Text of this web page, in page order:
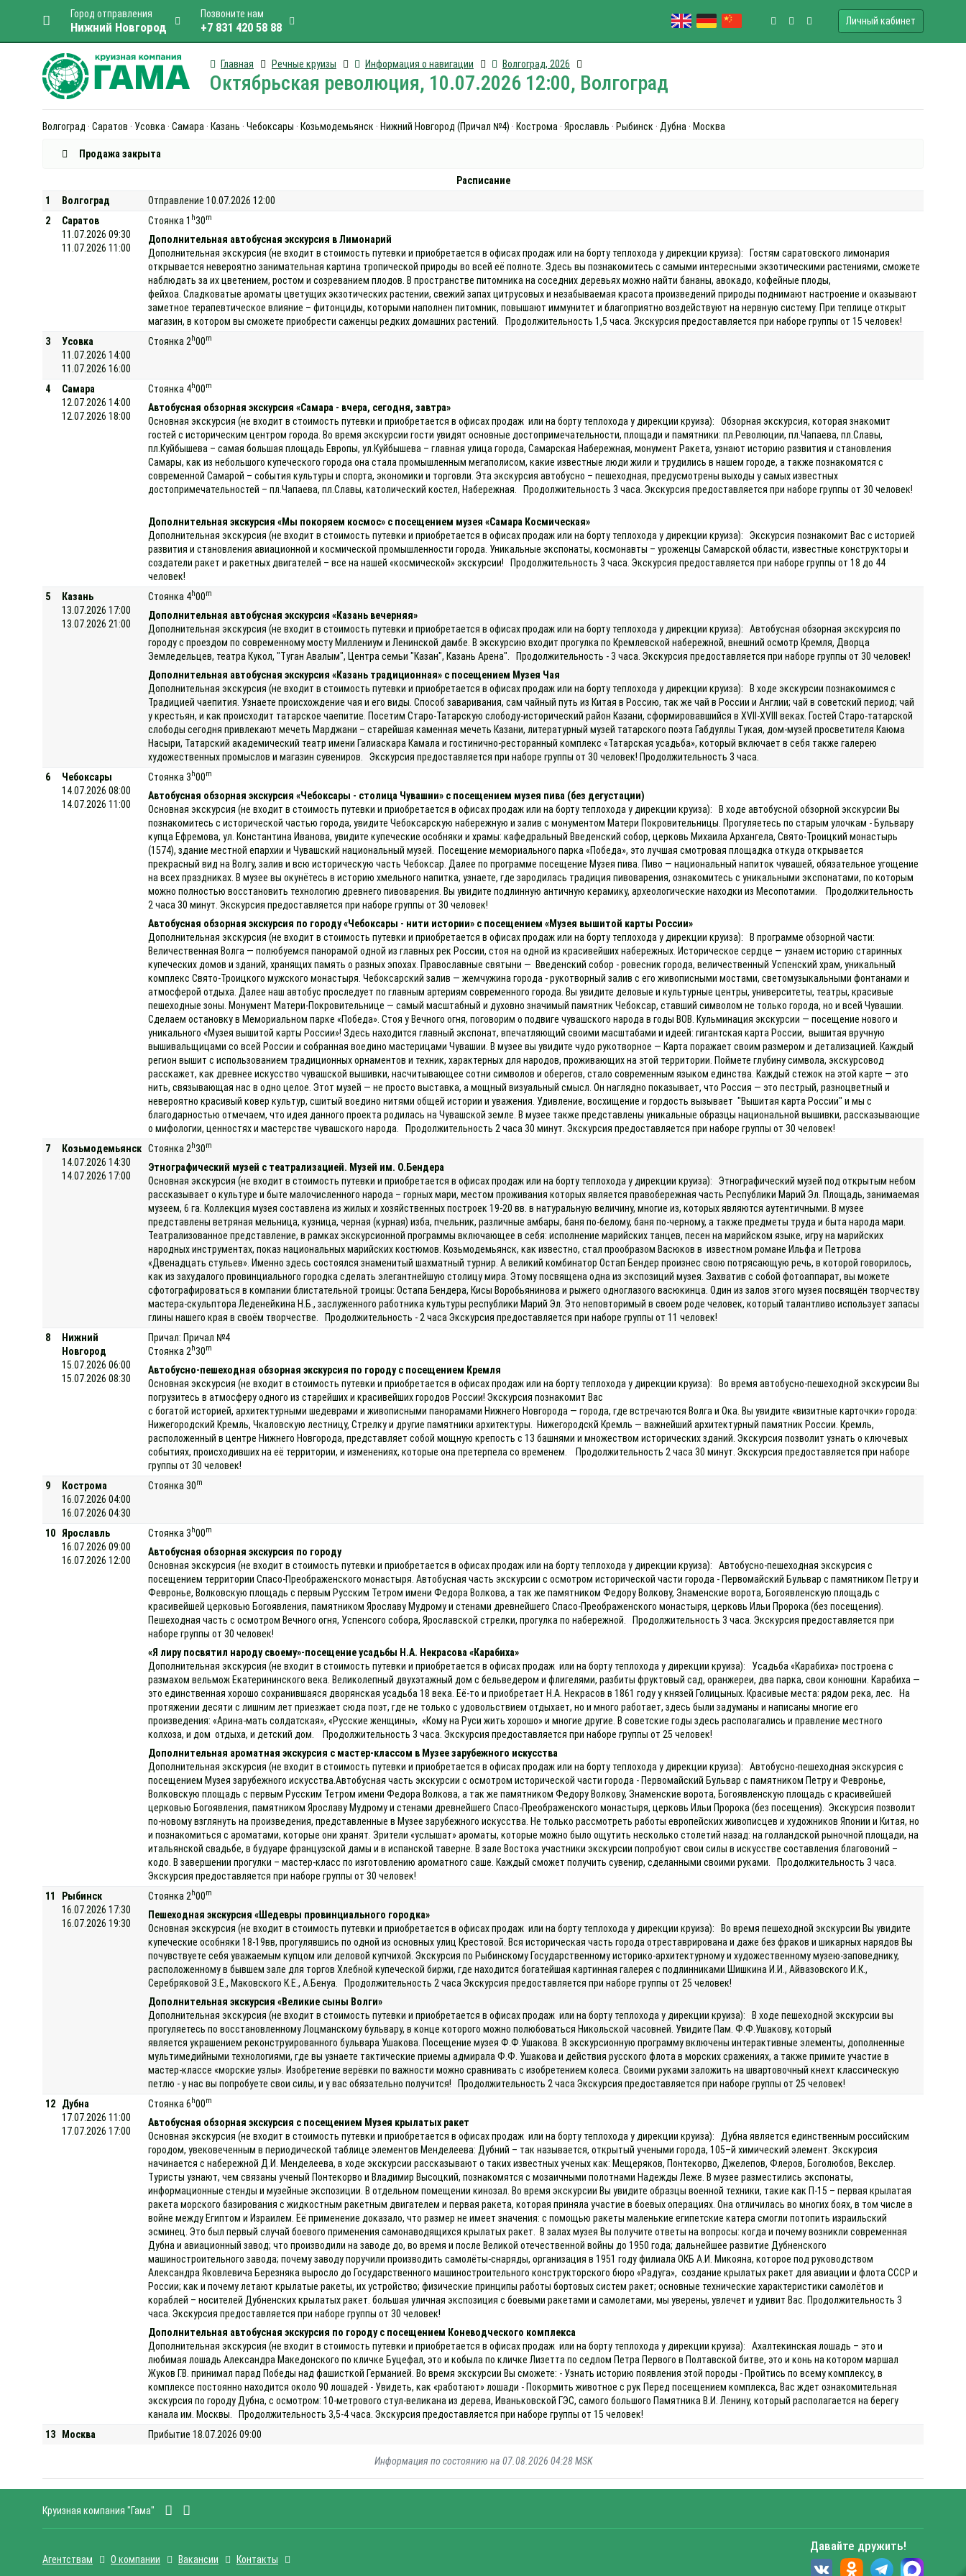
Город отправления
Нижний Новгород
Позвоните нам
+7 831 420 58 88 Личный кабинет
Главная Речные круизы Информация о навигации Волгоград, 2026
Октябрьская революция, 10.07.2026 12:00, Волгоград
Волгоград · Саратов · Усовка · Самара · Казань · Чебоксары · Козьмодемьянск · Нижний Новгород (Причал №4) · Кострома · Ярославль · Рыбинск · Дубна · Москва
Продажа закрыта
Расписание
1
Волгоград
Отправление 10.07.2026 12:00
2
Саратов
11.07.2026 09:30
11.07.2026 11:00
Стоянка 1 h30m
Дополнительная автобусная экскурсия в Лимонарий
Дополнительная экскурсия (не входит в стоимость путевки и приобретается в офисах продаж или на борту теплохода у дирекции круиза): Гостям саратовского лимонария
открывается невероятно занимательная картина тропической природы во всей её полноте. Здесь вы познакомитесь с самыми интересными экзотическими растениями, сможете
наблюдать за их цветением, ростом и созреванием плодов. В пространстве питомника на соседних деревьях можно найти бананы, авокадо, кофейные плоды,
фейхоа. Сладковатые ароматы цветущих экзотических растении, свежий запах цитрусовых и незабываемая красота произведений природы поднимают настроение и оказывают
заметное терапевтическое влияние – фитонциды, которыми наполнен питомник, повышают иммунитет и благоприятно воздействуют на нервную систему. При теплице открыт
магазин, в котором вы сможете приобрести саженцы редких домашних растений. Продолжительность 1,5 часа. Экскурсия предоставляется при наборе группы от 15 человек!
3
Усовка
11.07.2026 14:00
11.07.2026 16:00
Стоянка 2 h00m
4
Самара
12.07.2026 14:00
12.07.2026 18:00
Стоянка 4h00m
Автобусная обзорная экскурсия «Самара - вчера, сегодня, завтра»
Основная экскурсия (не входит в стоимость путевки и приобретается в офисах продаж или на борту теплохода у дирекции круиза): Обзорная экскурсия, которая знакомит
гостей с историческим центром города. Во время экскурсии гости увидят основные достопримечательности, площади и памятники: пл.Революции, пл.Чапаева, пл.Славы,
пл.Куйбышева – самая большая площадь Европы, ул.Куйбышева – главная улица города, Самарская Набережная, монумент Ракета, узнают историю развития и становления
Самары, как из небольшого купеческого города она стала промышленным мегаполисом, какие известные люди жили и трудились в нашем городе, а также познакомятся с
современной Самарой – события культуры и спорта, экономики и торговли. Эта экскурсия автобусно – пешеходная, предусмотрены выходы у самых известных
достопримечательностей – пл.Чапаева, пл.Славы, католический костел, Набережная. Продолжительность 3 часа. Экскурсия предоставляется при наборе группы от 30 человек!
Дополнительная экскурсия «Мы покоряем космос» с посещением музея «Самара Космическая»
Дополнительная экскурсия (не входит в стоимость путевки и приобретается в офисах продаж или на борту теплохода у дирекции круиза): Экскурсия познакомит Вас с историей
развития и становления авиационной и космической промышленности города. Уникальные экспонаты, космонавты – уроженцы Самарской области, известные конструкторы и
создатели ракет и ракетных двигателей – все на нашей «космической» экскурсии! Продолжительность 3 часа. Экскурсия предоставляется при наборе группы от 18 до 44
человек!
5
Казань
13.07.2026 17:00
13.07.2026 21:00
Стоянка 4h00m
Дополнительная автобусная экскурсия «Казань вечерняя»
Дополнительная экскурсия (не входит в стоимость путевки и приобретается в офисах продаж или на борту теплохода у дирекции круиза): Автобусная обзорная экскурсия по
городу с проездом по современному мосту Миллениум и Ленинской дамбе. В экскурсию входит прогулка по Кремлевской набережной, внешний осмотр Кремля, Дворца
Земледельцев, театра Кукол, "Туган Авалым", Центра семьи "Казан", Казань Арена". Продолжительность - 3 часа. Экскурсия предоставляется при наборе группы от 30 человек!
Дополнительная автобусная экскурсия «Казань традиционная» с посещением Музея Чая
Дополнительная экскурсия (не входит в стоимость путевки и приобретается в офисах продаж или на борту теплохода у дирекции круиза): В ходе экскурсии познакомимся с
Традицией чаепития. Узнаете происхождение чая и его виды. Способ заваривания, сам чайный путь из Китая в Россию, так же чай в России и Англии; чай в советский период; чай
у крестьян, и как происходит татарское чаепитие. Посетим Старо-Татарскую слободу-исторический район Казани, сформировавшийся в XVII-XVIII веках. Гостей Старо-татарской
слободы сегодня привлекают мечеть Марджани – старейшая каменная мечеть Казани, литературный музей татарского поэта Габдуллы Тукая, дом-музей просветителя Каюма
Насыри, Татарский академический театр имени Галиаскара Камала и гостинично-ресторанный комплекс «Татарская усадьба», который включает в себя также галерею
художественных промыслов и магазин сувениров. Экскурсия предоставляется при наборе группы от 30 человек! Продолжительность 3 часа.
6
Чебоксары
14.07.2026 08:00
14.07.2026 11:00
Стоянка 3 h00m
Автобусная обзорная экскурсия «Чебоксары - столица Чувашии» с посещением музея пива (без дегустации)
Основная экскурсия (не входит в стоимость путевки и приобретается в офисах продаж или на борту теплохода у дирекции круиза): В ходе автобусной обзорной экскурсии Вы
познакомитесь с исторической частью города, увидите Чебоксарскую набережную и залив с монументом Матери Покровительницы. Прогуляетесь по старым улочкам - Бульвару
купца Ефремова, ул. Константина Иванова, увидите купеческие особняки и храмы: кафедральный Введенский собор, церковь Михаила Архангела, Свято-Троицкий монастырь
(1574), здание местной епархии и Чувашский национальный музей. Посещение мемориального парка «Победа», это лучшая смотровая площадка откуда открывается
прекрасный вид на Волгу, залив и всю историческую часть Чебоксар. Далее по программе посещение Музея пива. Пиво — национальный напиток чувашей, обязательное угощение
на всех праздниках. В музее вы окунётесь в историю хмельного напитка, узнаете, где зародилась традиция пивоварения, ознакомитесь с уникальными экспонатами, по которым
можно полностью восстановить технологию древнего пивоварения. Вы увидите подлинную античную керамику, археологические находки из Месопотамии. Продолжительность
2 часа 30 минут. Экскурсия предоставляется при наборе группы от 30 человек!
Автобусная обзорная экскурсия по городу «Чебоксары - нити истории» с посещением «Музея вышитой карты России»
Дополнительная экскурсия (не входит в стоимость путевки и приобретается в офисах продаж или на борту теплохода у дирекции круиза): В программе обзорной части:
Величественная Волга — полюбуемся панорамой одной из главных рек России, стоя на одной из красивейших набережных. Историческое сердце — узнаем историю старинных
купеческих домов и зданий, хранящих память о разных эпохах. Православные святыни — Введенский собор - ровесник города, величественный Успенский храм, уникальный
комплекс Свято-Троицкого мужского монастыря. Чебоксарский залив — жемчужина города - рукотворный залив с его живописными мостами, светомузыкальными фонтанами и
атмосферой отдыха. Далее наш автобус проследует по главным артериям современного города. Вы увидите деловые и культурные центры, университеты, театры, красивые
пешеходные зоны. Монумент Матери-Покровительнице — самый масштабный и духовно значимый памятник Чебоксар, ставший символом не только города, но и всей Чувашии.
Сделаем остановку в Мемориальном парке «Победа». Стоя у Вечного огня, поговорим о подвиге чувашского народа в годы ВОВ. Кульминация экскурсии — посещение нового и
уникального «Музея вышитой карты России»! Здесь находится главный экспонат, впечатляющий своими масштабами и идеей: гигантская карта России, вышитая вручную
вышивальщицами со всей России и собранная воедино мастерицами Чувашии. В музее вы увидите чудо рукотворное — Карта поражает своим размером и детализацией. Каждый
регион вышит с использованием традиционных орнаментов и техник, характерных для народов, проживающих на этой территории. Поймете глубину символа, экскурсовод
расскажет, как древнее искусство чувашской вышивки, насчитывающее сотни символов и оберегов, стало современным языком единства. Каждый стежок на этой карте — это
нить, связывающая нас в одно целое. Этот музей — не просто выставка, а мощный визуальный смысл. Он наглядно показывает, что Россия — это пестрый, разноцветный и
невероятно красивый ковер культур, сшитый воедино нитями общей истории и уважения. Удивление, восхищение и гордость вызывает "Вышитая карта России" и мы с
благодарностью отмечаем, что идея данного проекта родилась на Чувашской земле. В музее также представлены уникальные образцы национальной вышивки, рассказывающие
о мифологии, ценностях и мастерстве чувашского народа. Продолжительность 2 часа 30 минут. Экскурсия предоставляется при наборе группы от 30 человек!
7
Козьмодемьянск
14.07.2026 14:30
14.07.2026 17:00
Стоянка 2 h30m
Этнографический музей с театрализацией. Музей им. О.Бендера
Основная экскурсия (не входит в стоимость путевки и приобретается в офисах продаж или на борту теплохода у дирекции круиза): Этнографический музей под открытым небом
рассказывает о культуре и быте малочисленного народа – горных мари, местом проживания которых является правобережная часть Республики Марий Эл. Площадь, занимаемая
музеем, 6 га. Коллекция музея составлена из жилых и хозяйственных построек 19-20 вв. в натуральную величину, многие из, которых являются аутентичными. В музее
представлены ветряная мельница, кузница, черная (курная) изба, пчельник, различные амбары, баня по-белому, баня по-черному, а также предметы труда и быта народа мари.
Театрализованное представление, в рамках экскурсионной программы включающее в себя: исполнение марийских танцев, песен на марийском языке, игру на марийских
народных инструментах, показ национальных марийских костюмов. Козьмодемьянск, как известно, стал прообразом Васюков в известном романе Ильфа и Петрова
«Двенадцать стульев». Именно здесь состоялся знаменитый шахматный турнир. А великий комбинатор Остап Бендер произнес свою потрясающую речь, в которой говорилось,
как из захудалого провинциального городка сделать элегантнейшую столицу мира. Этому посвящена одна из экспозиций музея. Захватив с собой фотоаппарат, вы можете
сфотографироваться в компании блистательной троицы: Остапа Бендера, Кисы Воробьянинова и рыжего одноглазого васюкинца. Один из залов этого музея посвящён творчеству
мастера-скульптора Леденейкина Н.Б., заслуженного работника культуры республики Марий Эл. Это неповторимый в своем роде человек, который талантливо использует запасы
глины нашего края в своём творчестве. Продолжительность - 2 часа Экскурсия предоставляется при наборе группы от 11 человек!
8
Нижний
Новгород
15.07.2026 06:00
15.07.2026 08:30
Причал: Причал №4
Стоянка 2 h30m
Автобусно-пешеходная обзорная экскурсия по городу с посещением Кремля
Основная экскурсия (не входит в стоимость путевки и приобретается в офисах продаж или на борту теплохода у дирекции круиза): Во время автобусно-пешеходной экскурсии Вы
погрузитесь в атмосферу одного из старейших и красивейших городов России! Экскурсия познакомит Вас
с богатой историей, архитектурными шедеврами и живописными панорамами Нижнего Новгорода — города, где встречаются Волга и Ока. Вы увидите «визитные карточки» города:
Нижегородский Кремль, Чкаловскую лестницу, Стрелку и другие памятники архитектуры. Нижегородскй Кремль — важнейший архитектурный памятник России. Кремль,
расположенный в центре Нижнего Новгорода, представляет собой мощную крепость с 13 башнями и множеством исторических зданий. Экскурсия позволит узнать о ключевых
событиях, происходивших на её территории, и изменениях, которые она претерпела со временем. Продолжительность 2 часа 30 минут. Экскурсия предоставляется при наборе
группы от 30 человек!
9
Кострома
16.07.2026 04:00
16.07.2026 04:30
Стоянка 30m
10
Ярославль
16.07.2026 09:00
16.07.2026 12:00
Стоянка 3 h00m
Автобусная обзорная экскурсия по городу
Основная экскурсия (не входит в стоимость путевки и приобретается в офисах продаж или на борту теплохода у дирекции круиза): Автобусно-пешеходная экскурсия с
посещением территории Спасо-Преображенского монастыря. Автобусная часть экскурсии с осмотром исторической части города - Первомайский Бульвар с памятником Петру и
Февронье, Волковскую площадь с первым Русским Тетром имени Федора Волкова, а так же памятником Федору Волкову, Знаменские ворота, Богоявленскую площадь с
красивейшей церковью Богоявления, памятником Ярославу Мудрому и стенами древнейшего Спасо-Преображенского монастыря, церковь Ильи Пророка (без посещения).
Пешеходная часть с осмотром Вечного огня, Успенсого собора, Ярославской стрелки, прогулка по набережной. Продолжительность 3 часа. Экскурсия предоставляется при
наборе группы от 30 человек!
«Я лиру посвятил народу своему»-посещение усадьбы Н.А. Некрасова «Карабиха»
Дополнительная экскурсия (не входит в стоимость путевки и приобретается в офисах продаж или на борту теплохода у дирекции круиза): Усадьба «Карабиха» построена с
размахом вельмож Екатерининского века. Великолепный двухэтажный дом с бельведером и флигелями, разбиты фруктовый сад, оранжереи, два парка, свои конюшни. Карабиха —
это единственная хорошо сохранившаяся дворянская усадьба 18 века. Её-то и приобретает Н.А. Некрасов в 1861 году у князей Голицыных. Красивые места: рядом река, лес. На
протяжении десяти с лишним лет приезжает сюда поэт, где не только с удовольствием отдыхает, но и много работает, здесь были задуманы и написаны многие его
произведения: «Арина-мать солдатская», «Русские женщины», «Кому на Руси жить хорошо» и многие другие. В советские годы здесь располагались и правление местного
колхоза, и дом отдыха, и детский дом. Продолжительность 3 часа. Экскурсия предоставляется при наборе группы от 25 человек!
Дополнительная ароматная экскурсия с мастер-классом в Музее зарубежного искусства
Дополнительная экскурсия (не входит в стоимость путевки и приобретается в офисах продаж или на борту теплохода у дирекции круиза): Автобусно-пешеходная экскурсия с
посещением Музея зарубежного искусства.Автобусная часть экскурсии с осмотром исторической части города - Первомайский Бульвар с памятником Петру и Февронье,
Волковскую площадь с первым Русским Тетром имени Федора Волкова, а так же памятником Федору Волкову, Знаменские ворота, Богоявленскую площадь с красивейшей
церковью Богоявления, памятником Ярославу Мудрому и стенами древнейшего Спасо-Преображенского монастыря, церковь Ильи Пророка (без посещения). Экскурсия позволит
по-новому взглянуть на произведения, представленные в Музее зарубежного искусства. Не только рассмотреть работы европейских живописцев и художников Японии и Китая, но
и познакомиться с ароматами, которые они хранят. Зрители «услышат» ароматы, которые можно было ощутить несколько столетий назад: на голландской рыночной площади, на
итальянской свадьбе, в будуаре французской дамы и в испанской таверне. В зале Востока участники экскурсии попробуют свои силы в искусстве составления благовоний –
кодо. В завершении прогулки – мастер-класс по изготовлению ароматного саше. Каждый сможет получить сувенир, сделанными своими руками. Продолжительность 3 часа.
Экскурсия предоставляется при наборе группы от 30 человек!
11
Рыбинск
16.07.2026 17:30
16.07.2026 19:30
Стоянка 2 h00m
Пешеходная экскурсия «Шедевры провинциального городка»
Основная экскурсия (не входит в стоимость путевки и приобретается в офисах продаж или на борту теплохода у дирекции круиза): Во время пешеходной экскурсии Вы увидите
купеческие особняки 18-19вв, прогулявшись по одной из основных улиц Крестовой. Вся историческая часть города отреставрирована и даже без фраков и шикарных нарядов Вы
почувствуете себя уважаемым купцом или деловой купчихой. Экскурсия по Рыбинскому Государственному историко-архитектурному и художественному музею-заповеднику,
расположенному в бывшем зале для торгов Хлебной купеческой биржи, где находится богатейшая картинная галерея с подлинниками Шишкина И.И., Айвазовского И.К.,
Серебряковой З.Е., Маковского К.Е., А.Бенуа. Продолжительность 2 часа Экскурсия предоставляется при наборе группы от 25 человек!
Дополнительная экскурсия «Великие сыны Волги»
Дополнительная экскурсия (не входит в стоимость путевки и приобретается в офисах продаж или на борту теплохода у дирекции круиза): В ходе пешеходной экскурсии вы
прогуляетесь по восстановленному Лоцманскому бульвару, в конце которого можно полюбоваться Никольской часовней. Увидите Пам. Ф.Ф.Ушакову, который
является украшением реконструированного бульвара Ушакова. Посещение музея Ф.Ф.Ушакова. В экскурсионную программу включены интерактивные элементы, дополненные
мультимедийными технологиями, где вы узнаете тактические приемы адмирала Ф.Ф. Ушакова и действия русского флота в морских сражениях, а также примите участие в
мастер-классе «морские узлы». Изобретение верёвки по важности можно сравнивать с изобретением колеса. Своими руками заложить на швартовочный кнехт классическую
петлю - у нас вы попробуете свои силы, и у вас обязательно получится! Продолжительность 2 часа Экскурсия предоставляется при наборе группы от 25 человек!
12
Дубна
17.07.2026 11:00
17.07.2026 17:00
Стоянка 6 h00m
Автобусная обзорная экскурсия с посещением Музея крылатых ракет
Основная экскурсия (не входит в стоимость путевки и приобретается в офисах продаж или на борту теплохода у дирекции круиза): Дубна является единственным российским
городом, увековеченным в периодической таблице элементов Менделеева: Дубний – так называется, открытый учеными города, 105–й химический элемент. Экскурсия
начинается с набережной Д.И. Менделеева, в ходе экскурсии рассказывают о таких известных ученых как: Мещеряков, Понтекорво, Джелепов, Флеров, Боголюбов, Векслер.
Туристы узнают, чем связаны ученый Понтекорво и Владимир Высоцкий, познакомятся с мозаичными полотнами Надежды Леже. В музее разместились экспонаты,
информационные стенды и музейные экспозиции. В отдельном помещении кинозал. Во время экскурсии Вы увидите образцы военной техники, такие как П-15 – первая крылатая
ракета морского базирования с жидкостным ракетным двигателем и первая ракета, которая приняла участие в боевых операциях. Она отличилась во многих боях, в том числе в
войне между Египтом и Израилем. Её применение доказало, что размер не имеет значения: с помощью ракеты маленькие египетские катера смогли потопить израильский
эсминец. Это был первый случай боевого применения самонаводящихся крылатых ракет. В залах музея Вы получите ответы на вопросы: когда и почему возникли современная
Дубна и авиационный завод; что производили на заводе до, во время и после Великой отечественной войны до 1950 года; дальнейшее развитие Дубненского
машиностроительного завода; почему заводу поручили производить самолёты-снаряды, организация в 1951 году филиала ОКБ А.И. Микояна, которое под руководством
Александра Яковлевича Березняка выросло до Государственного машиностроительного конструкторского бюро «Радуга», создание крылатых ракет для авиации и флота СССР и
России; как и почему летают крылатые ракеты, их устройство; физические принципы работы бортовых систем ракет; основные технические характеристики самолётов и
кораблей – носителей Дубненских крылатых ракет. большая уличная экспозиция с боевыми ракетами и самолетами, мы уверены, увлечет и удивит Вас. Продолжительность 3
часа. Экскурсия предоставляется при наборе группы от 30 человек!
Дополнительная автобусная экскурсия по городу с посещением Коневодческого комплекса
Дополнительная экскурсия (не входит в стоимость путевки и приобретается в офисах продаж или на борту теплохода у дирекции круиза): Ахалтекинская лошадь – это и
любимая лошадь Александра Македонского по кличке Буцефал, это и кобыла по кличке Лизетта по седлом Петра Первого в Полтавской битве, это и конь на котором маршал
Жуков Г.В. принимал парад Победы над фашисткой Германией. Во время экскурсии Вы сможете: - Узнать историю появления этой породы - Пройтись по всему комплексу, в
комплексе постоянно находится около 90 лошадей - Увидеть, как «работают» лошади - Покормить животное с рук Перед посещением комплекса, Вас ждет ознакомительная
экскурсия по городу Дубна, с осмотром: 10-метрового стул-великана из дерева, Иваньковской ГЭС, самого большого Памятника В.И. Ленину, который располагается на берегу
канала им. Москвы. Продолжительность 3,5-4 часа. Экскурсия предоставляется при наборе группы от 15 человек!
13
Москва Прибытие 18.07.2026 09:00
Информация по состоянию на 07.08.2026 04:28 MSK
Круизная компания "Гама"
Агентствам О компании Вакансии Контакты
Давайте дружить!